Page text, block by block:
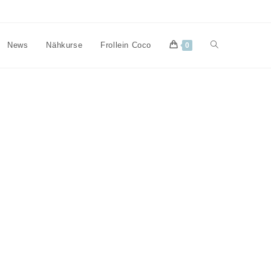
News Nähkurse Frollein Coco 0 Website-